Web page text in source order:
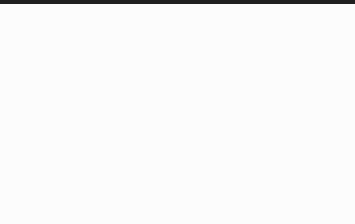
Москва, Варшавское шоссе, 25Ас1, офис 504.